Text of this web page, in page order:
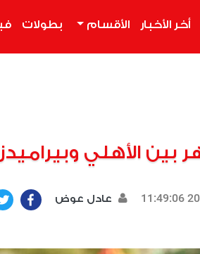
أخر الأخبار الأقسام بطولات
بين الأهلي وبيراميدز
عادل عوض